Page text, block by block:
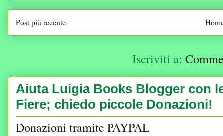
Post più recente
Iscriviti a:
Aiuta Luigia Books Blogger con
Fiere; chiedo piccole Donazioni!
Donazioni tramite PAYPAL